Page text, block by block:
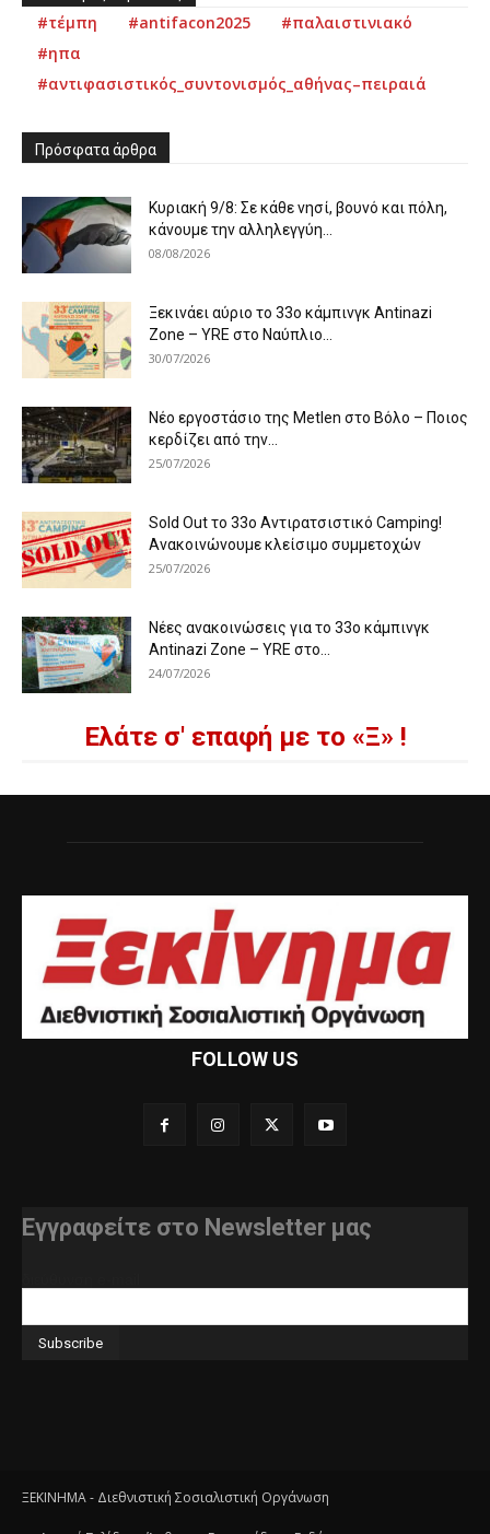
#τέμπη #antifacon2025
#παλαιστινιακό
#ηπα
#αντιφασιστικός_συντονισμός_αθήνας–πειραιά
Πρόσφατα άρθρα
Κυριακή 9/8: Σε κάθε νησί, βουνό και πόλη,
κάνουμε την αλληλεγγύη...
08/08/2026
Ξεκινάει αύριο το 33ο κάμπινγκ Antinazi
Zone – YRE στο Ναύπλιο...
30/07/2026
Νέο εργοστάσιο της Metlen στο Βόλο – Ποιος
κερδίζει από την...
25/07/2026
Sold Out το 33ο Αντιρατσιστικό Camping!
Ανακοινώνουμε κλείσιμο συμμετοχών
25/07/2026
Νέες ανακοινώσεις για το 33ο κάμπινγκ
Antinazi Zone – YRE στο...
24/07/2026
Ελάτε σ' επαφή με το «Ξ» !
FOLLOW US
Εγγραφείτε στο Newsletter μας
ΞΕΚΙΝΗΜΑ - Διεθνιστική Σοσιαλιστική Οργάνωση